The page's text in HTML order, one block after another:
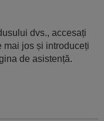
dvs., accesați
mai jos și introduceți
de asistență.